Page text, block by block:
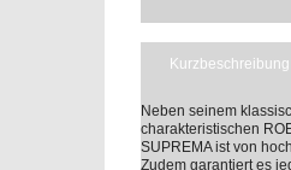
Kurzbeschreibung
Neben seinem
charakteristischen
SUPREMA ist von
Zudem garantiert es